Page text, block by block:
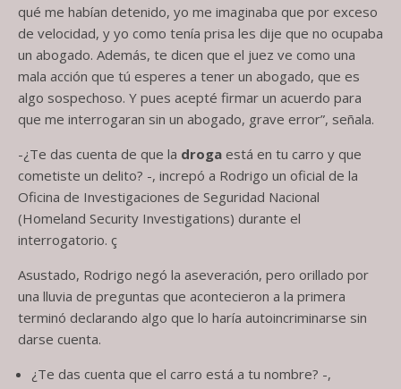
qué me habían detenido, yo me imaginaba que por exceso
de velocidad, y yo como tenía prisa les dije que no ocupaba
un abogado. Además, te dicen que el juez ve como una
mala acción que tú esperes a tener un abogado, que es
algo sospechoso. Y pues acepté firmar un acuerdo para
que me interrogaran sin un abogado, grave error”, señala.
-¿Te das cuenta de que la droga está en tu carro y que
cometiste un delito? -, increpó a Rodrigo un oficial de la
Oficina de Investigaciones de Seguridad Nacional
(Homeland Security Investigations) durante el
interrogatorio. ç
Asustado, Rodrigo negó la aseveración, pero orillado por
una lluvia de preguntas que acontecieron a la primera
terminó declarando algo que lo haría autoincriminarse sin
darse cuenta.
¿Te das cuenta que el carro está a tu nombre? -,